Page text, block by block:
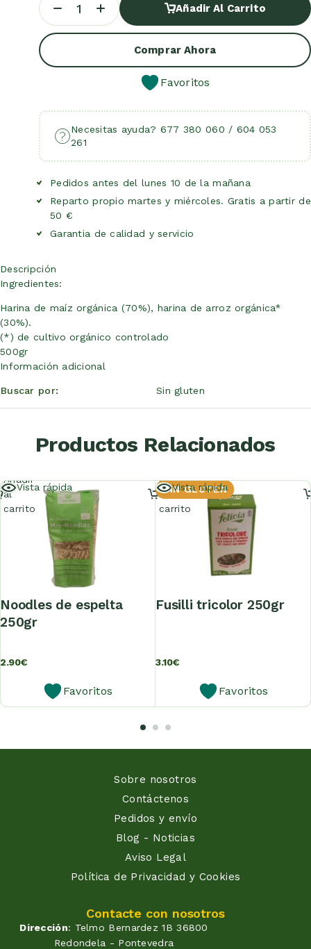
Añadir Al Carrito
Comprar Ahora
Favoritos
Necesitas ayuda? 677 380 060 / 604 053
261
Pedidos antes del lunes 10 de la mañana
Reparto propio martes y miércoles. Gratis a partir de
50 €
Garantia de calidad y servicio
Descripción
Ingredientes:
Harina de maíz orgánica (70%), harina de arroz orgánica*
(30%).
(*) de cultivo orgánico controlado
500gr
Información adicional
Buscar por Sin gluten
Productos Relacionados
Vista rápida
noodles de espelta
250gr
2.90€
Favoritos
Añadir
al
carrito
SIN GLUTEN
Vista rápida
fusilli tricolor 250gr
3.10€
Favoritos
Añadir
al
carrito
Sobre nosotros
Contáctenos
Pedidos y envío
Blog - Noticias
Aviso Legal
Política de Privacidad y Cookies
Contacte con nosotros
Dirección: Telmo Bernardez 1B 36800
Redondela - Pontevedra